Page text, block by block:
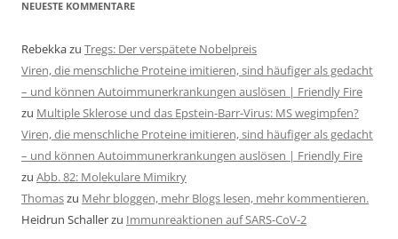
NEUESTE KOMMENTARE
Rebekkazu Tregs: Der verspätete Nobelpreis
Viren, die menschliche Proteine imitieren, sind häufiger als gedacht
– und können Autoimmunerkrankungen auslösen | Friendly Fire
zu Multiple Sklerose und das Epstein-Barr-Virus: MS wegimpfen?
Viren, die menschliche Proteine imitieren, sind häufiger als gedacht
– und können Autoimmunerkrankungen auslösen | Friendly Fire
zu Abb. 82: Molekulare Mimikry
Thomaszu Mehr bloggen, mehr Blogs lesen, mehr kommentieren.
Heidrun Schallerzu Immunreaktionen auf SARS-CoV-2